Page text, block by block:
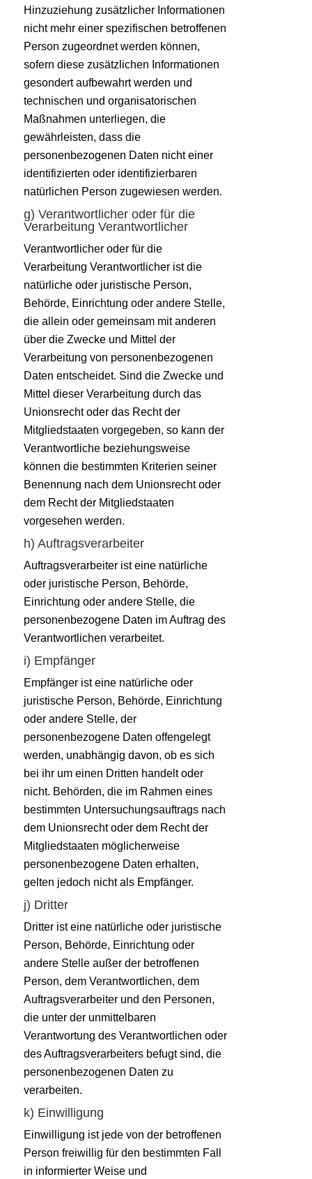
Hinzuziehung zusätzlicher Informationen
nicht mehr einer spezifischen betroffenen
Person zugeordnet werden können,
sofern diese zusätzlichen Informationen
gesondert aufbewahrt werden und
technischen und organisatorischen
Maßnahmen unterliegen, die
gewährleisten, dass die
personenbezogenen Daten nicht einer
identifizierten oder identifizierbaren
natürlichen Person zugewiesen werden.
g) Verantwortlicher oder für die
Verarbeitung Verantwortlicher
Verantwortlicher oder für die
Verarbeitung Verantwortlicher ist die
natürliche oder juristische Person,
Behörde, Einrichtung oder andere Stelle,
die allein oder gemeinsam mit anderen
über die Zwecke und Mittel der
Verarbeitung von personenbezogenen
Daten entscheidet. Sind die Zwecke und
Mittel dieser Verarbeitung durch das
Unionsrecht oder das Recht der
Mitgliedstaaten vorgegeben, so kann der
Verantwortliche beziehungsweise
können die bestimmten Kriterien seiner
Benennung nach dem Unionsrecht oder
dem Recht der Mitgliedstaaten
vorgesehen werden.
h) Auftragsverarbeiter
Auftragsverarbeiter ist eine natürliche
oder juristische Person, Behörde,
Einrichtung oder andere Stelle, die
personenbezogene Daten im Auftrag des
Verantwortlichen verarbeitet.
i) Empfänger
Empfänger ist eine natürliche oder
juristische Person, Behörde, Einrichtung
oder andere Stelle, der
personenbezogene Daten offengelegt
werden, unabhängig davon, ob es sich
bei ihr um einen Dritten handelt oder
nicht. Behörden, die im Rahmen eines
bestimmten Untersuchungsauftrags nach
dem Unionsrecht oder dem Recht der
Mitgliedstaaten möglicherweise
personenbezogene Daten erhalten,
gelten jedoch nicht als Empfänger.
j) Dritter
Dritter ist eine natürliche oder juristische
Person, Behörde, Einrichtung oder
andere Stelle außer der betroffenen
Person, dem Verantwortlichen, dem
Auftragsverarbeiter und den Personen,
die unter der unmittelbaren
Verantwortung des Verantwortlichen oder
des Auftragsverarbeiters befugt sind, die
personenbezogenen Daten zu
verarbeiten.
k) Einwilligung
Einwilligung ist jede von der betroffenen
Person freiwillig für den bestimmten Fall
in informierter Weise und